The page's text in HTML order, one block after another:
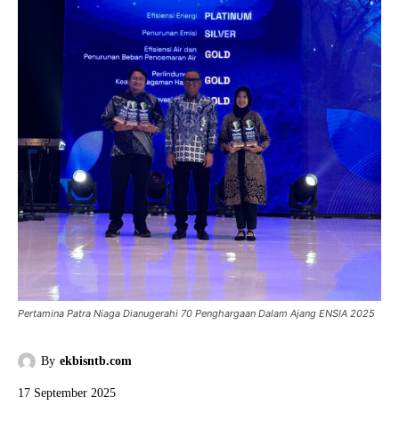
Pertamina Patra Niaga Dianugerahi 70 Penghargaan Dalam Ajang ENSIA 2025
By ekbisntb.com
17 September 2025